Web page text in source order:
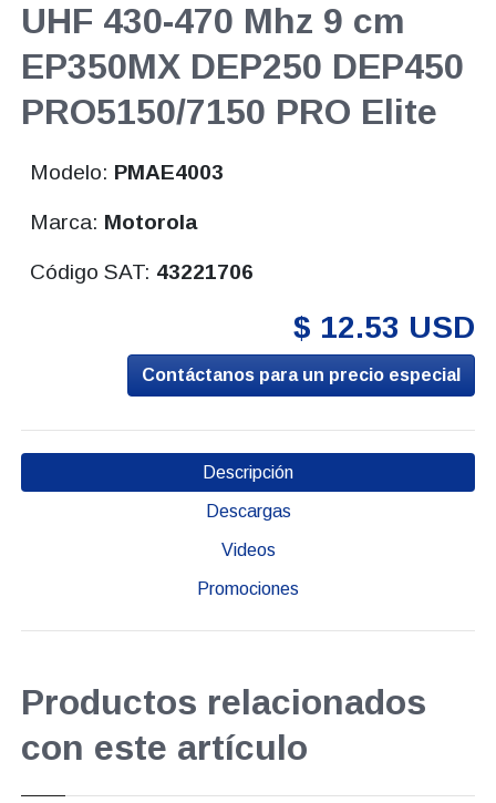
UHF 430-470 Mhz 9 cm
EP350MX DEP250 DEP450
PRO5150/7150 PRO Elite
Modelo: PMAE4003
Marca: Motorola
Código SAT: 43221706
$ 12.53 USD
Contáctanos para un precio especial
Descripción
Descargas
Videos
Promociones
Productos relacionados
con este artículo